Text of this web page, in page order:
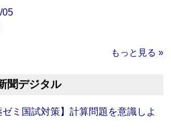
05
もっと見る »
聞デジタル
ゼミ国試対策】計算問題を意識しよ